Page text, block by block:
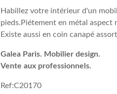
Habillez votre intérieur d'un
pieds.Piétement en métal aspect
Existe aussi en coin canapé
Galea Paris. Mobilier design.
Vente aux professionnels.
Ref:C20170